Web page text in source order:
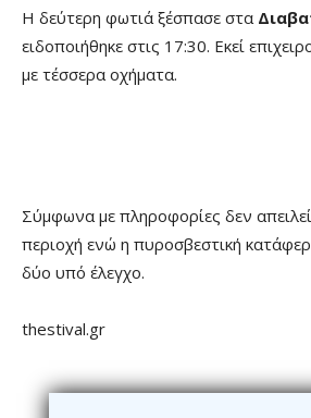
Η δεύτερη φωτιά ξέσπασε στα
ειδοποιήθηκε στις 17:30. Εκεί
με τέσσερα οχήματα.
Σύμφωνα με πληροφορίες δεν
περιοχή ενώ η πυροσβεστική
δύο υπό έλεγχο.
thestival.gr